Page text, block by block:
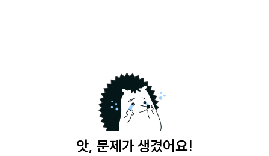
앗, 문제가 생겼어요!